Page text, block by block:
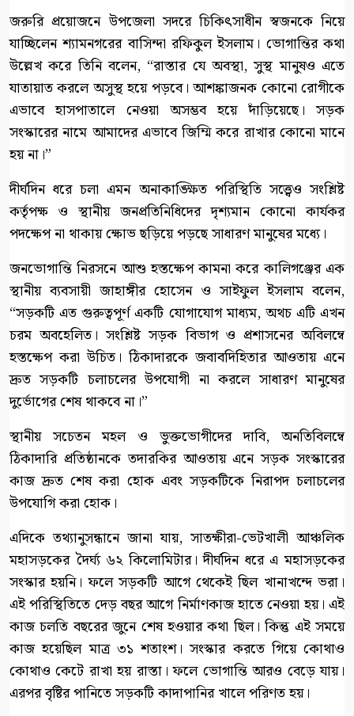
​জরুরি প্রয়োজনে উপজেলা সদরে চিকিৎসাধীন স্বজনকে নিয়ে
যাচ্ছিলেন শ্যামনগরের বাসিন্দা রফিকুল ইসলাম। ভোগান্তির কথা
উল্লেখ করে তিনি বলেন, “রাস্তার যে অবস্থা, সুস্থ মানুষও এতে
যাতায়াত করলে অসুস্থ হয়ে পড়বে। আশঙ্কাজনক কোনো রোগীকে
এভাবে হাসপাতালে নেওয়া অসম্ভব হয়ে দাঁড়িয়েছে। সড়ক
সংস্কারের নামে আমাদের এভাবে জিম্মি করে রাখার কোনো মানে
হয় না।”
​দীর্ঘদিন ধরে চলা এমন অনাকাঙ্ক্ষিত পরিস্থিতি সত্ত্বেও সংশ্লিষ্ট
কর্তৃপক্ষ ও স্থানীয় জনপ্রতিনিধিদের দৃশ্যমান কোনো কার্যকর
পদক্ষেপ না থাকায় ক্ষোভ ছড়িয়ে পড়ছে সাধারণ মানুষের মধ্যে।
​জনভোগান্তি নিরসনে আশু হস্তক্ষেপ কামনা করে কালিগঞ্জের এক
স্থানীয় ব্যবসায়ী জাহাঙ্গীর হোসেন ও সাইফুল ইসলাম বলেন,
“সড়কটি এত গুরুত্বপূর্ণ একটি যোগাযোগ মাধ্যম, অথচ এটি এখন
চরম অবহেলিত। সংশ্লিষ্ট সড়ক বিভাগ ও প্রশাসনের অবিলম্বে
হস্তক্ষেপ করা উচিত। ঠিকাদারকে জবাবদিহিতার আওতায় এনে
দ্রুত সড়কটি চলাচলের উপযোগী না করলে সাধারণ মানুষের
দুর্ভোগের শেষ থাকবে না।”
​স্থানীয় সচেতন মহল ও ভুক্তভোগীদের দাবি, অনতিবিলম্বে
ঠিকাদারি প্রতিষ্ঠানকে তদারকির আওতায় এনে সড়ক সংস্কারের
কাজ দ্রুত শেষ করা হোক এবং সড়কটিকে নিরাপদ চলাচলের
উপযোগি করা হোক।
এদিকে তথ্যানুসন্ধানে জানা যায়, সাতক্ষীরা-ভেটখালী আঞ্চলিক
মহাসড়কের দৈর্ঘ্য ৬২ কিলোমিটার। দীর্ঘদিন ধরে এ মহাসড়কের
সংস্কার হয়নি। ফলে সড়কটি আগে থেকেই ছিল খানাখন্দে ভরা।
এই পরিস্থিতিতে দেড় বছর আগে নির্মাণকাজ হাতে নেওয়া হয়। এই
কাজ চলতি বছরের জুনে শেষ হওয়ার কথা ছিল। কিন্তু এই সময়ে
কাজ হয়েছিল মাত্র ৩১ শতাংশ। সংস্কার করতে গিয়ে কোথাও
কোথাও কেটে রাখা হয় রাস্তা। ফলে ভোগান্তি আরও বেড়ে যায়।
এরপর বৃষ্টির পানিতে সড়কটি কাদাপানির খালে পরিণত হয়।